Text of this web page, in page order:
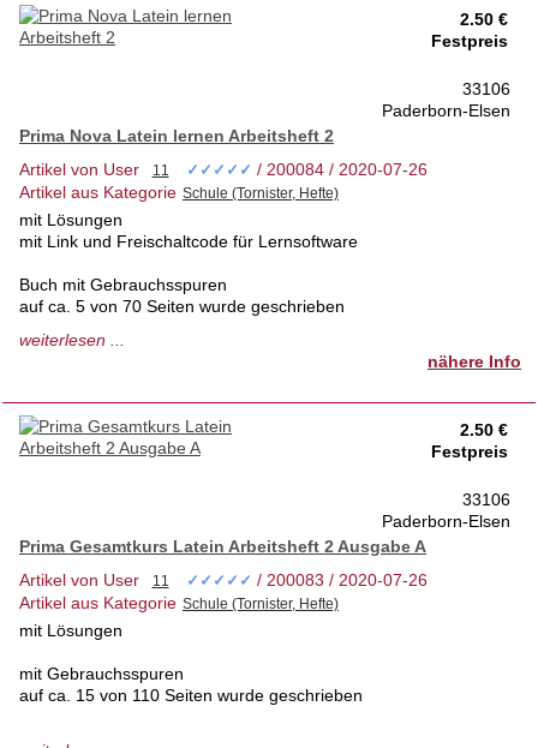
2.50 €
Festpreis
33106
Paderborn-Elsen
Prima Nova Latein lernen Arbeitsheft 2
Artikel von User
✓✓✓✓✓ / 200084 / 2020-07-26
Artikel aus Kategorie
mit Lösungen
mit Link und Freischaltcode für Lernsoftware
Buch mit Gebrauchsspuren
auf ca. 5 von 70 Seiten wurde geschrieben
C.C.Buchner
weiterlesen ...
nähere Info
2.50 €
Festpreis
33106
Paderborn-Elsen
Prima Gesamtkurs Latein Arbeitsheft 2 Ausgabe A
Artikel von User
✓✓✓✓✓ / 200083 / 2020-07-26
Artikel aus Kategorie
mit Lösungen
mit Gebrauchsspuren
auf ca. 15 von 110 Seiten wurde geschrieben